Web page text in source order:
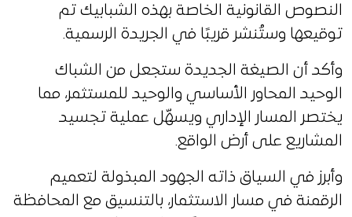
النصوص القانونية الخاصة بهذه الشبابيك تم
توقيعها وستُنشر قريبًا في الجريدة الرسمية.
وأكد أن الصيغة الجديدة ستجعل من الشباك
الوحيد المحاور الأساسي والوحيد للمستثمر، مما
يختصر المسار الإداري ويسهّل عملية تجسيد
المشاريع على أرض الواقع.
وأبرز في السياق ذاته الجهود المبذولة لتعميم
الرقمنة في مسار الاستثمار، بالتنسيق مع المحافظة